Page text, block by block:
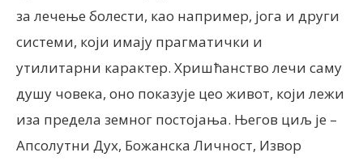
за лечење болести, као например, јога и други
системи, који имају прагматички и
утилитарни карактер. Хришћанство лечи саму
душу човека, оно показује цео живот, који лежи
иза предела земног постојања. Његов циљ је –
Апсолутни Дух, Божанска Личност, Извор